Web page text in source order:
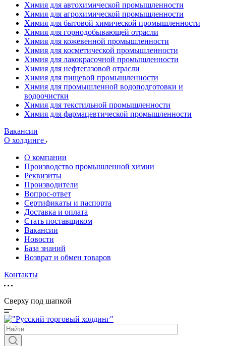
Химия для автохимической промышленности
Химия для агрохимической промышленности
Химия для бытовой химической промышленности
Химия для горнодобывающей отрасли
Химия для кожевенной промышленности
Химия для косметической промышленности
Химия для лакокрасочной промышленности
Химия для нефтегазовой отрасли
Химия для пищевой промышленности
Химия для промышленной водоподготовки и
водоочистки
Химия для текстильной промышленности
Химия для фармацевтической промышленности
Вакансии
О холдинге
О компании
Производство промышленной химии
Реквизиты
Производители
Вопрос-ответ
Сертификаты и паспорта
Доставка и оплата
Стать поставщиком
Вакансии
Новости
База знаний
Возврат и обмен товаров
Контакты
Сверху под шапкой